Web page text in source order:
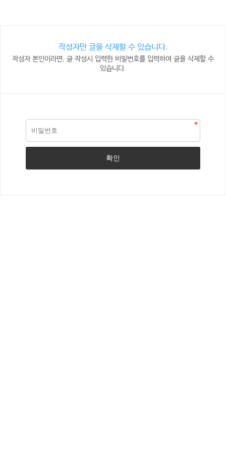
작성자만 글을 삭제할 수 있습니다.
작성자 본인이라면, 글 작성시 입력한 비밀번호를 입력하여 글을 삭제할 수
있습니다.